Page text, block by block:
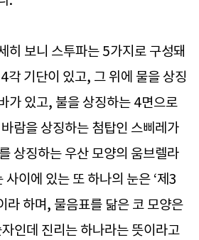
히 보니 스투파는 5가지로 구성돼
각 기단이 있고, 그 위에 물을 상징
가 있고, 불을 상징하는 4면으로
람을 상징하는 첨탑인 스삐레가
상징하는 우산 모양의 움브렐라
사이에 있는 또 하나의 눈은 ‘제3
라 하며, 물음표를 닮은 코 모양은
인데 진리는 하나라는 뜻이라고